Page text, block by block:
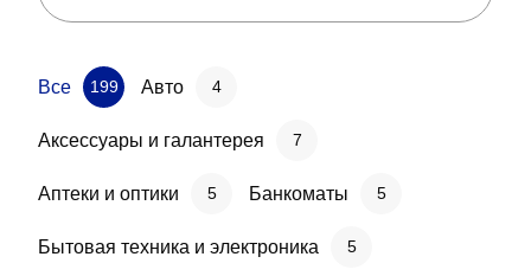
Все 199 Авто 4
Аксессуары и галантерея 7
Аптеки и оптики 5 Банкоматы 5
Бытовая техника и электроника 5